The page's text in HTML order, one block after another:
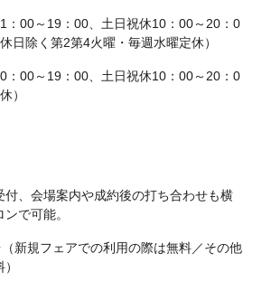
：00～19：00、土日祝休10：00～20：0
日除く第2第4火曜・毎週水曜定休）
：00～19：00、土日祝休10：00～20：0
）
付、会場案内や成約後の打ち合わせも横
で可能。
新規フェアでの利用の際は無料／その他